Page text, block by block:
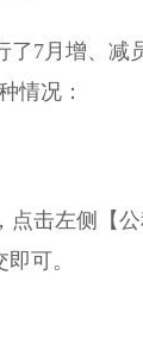
月增、减
情况：
击左侧【公
可。